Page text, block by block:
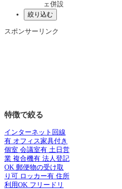
ェ併設
スポンサーリンク
特徴で絞る
インターネット回線
有オフィス家具付き
個室 会議室有土日営
業複合機有法人登記
OK郵便物の受け取
り可ロッカー有住所
利用OKフリードリ